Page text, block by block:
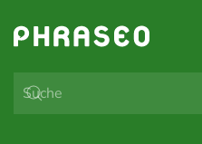
Zum Hauptinhalt springen